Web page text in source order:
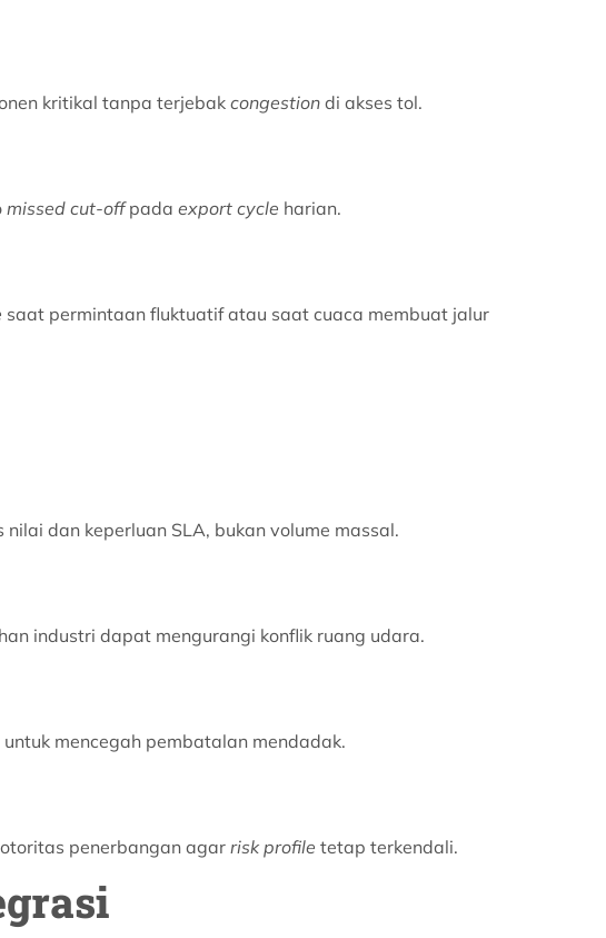
kritikal tanpa terjebak congestion di akses tol.
missed cut-offpada export cycle harian.
saat permintaan fluktuatif atau saat cuaca membuat jalur
dan keperluan SLA, bukan volume massal.
industri dapat mengurangi konflik ruang udara.
mencegah pembatalan mendadak.
penerbangan agar risk profile tetap terkendali.